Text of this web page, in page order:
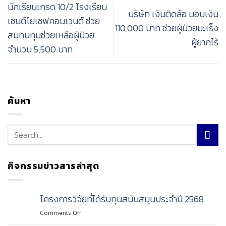
นักเรียนเกรด 10/2 โรงเรียน
เซนต์โยเซฟคอนเวนต์ ช่วย
สมทบทุนช่วยเหลือผู้ป่วย
จำนวน 5,500 บาท
บริษัท เงินติดล้อ มอบเงิน
110,000 บาท ช่วยผู้ป่วยมะเร็ง
ผู้ยากไร้
ค้นหา
กิจกรรมข่าวสารล่าสุด
โครงการวิจัยที่ได้รับทุนสนับสนุนประจำปี 2568
Comments Offon